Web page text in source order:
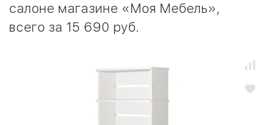
салоне магазине «Моя Мебель»,
всего за 15 690 руб.